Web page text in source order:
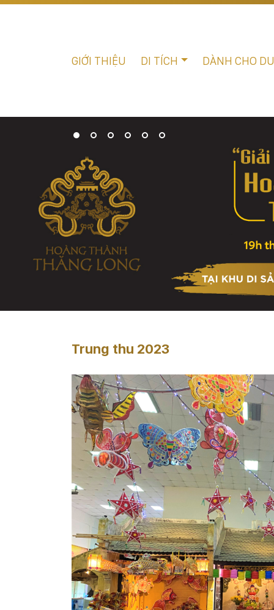
GIỚI THIỆU DI TÍCH DÀNH CHO
Trung thu 2023